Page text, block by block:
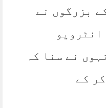
بزرگوں نے
انٹرویو
نے سنا کہ
کے